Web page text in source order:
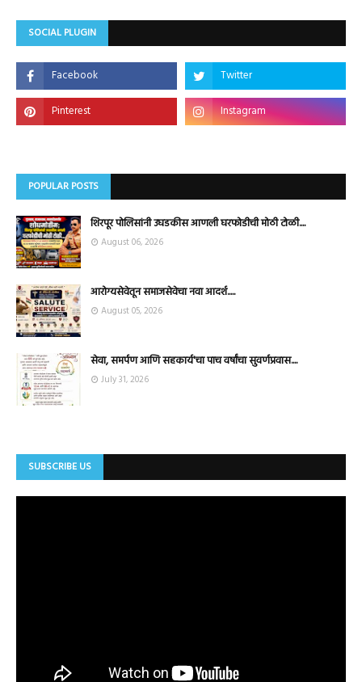
SOCIAL PLUGIN
POPULAR POSTS
शिरपूर पोलिसांनी उघडकीस आणली घरफोडीची मोठी टोळी....
August 06, 2026
आरोग्यसेवेतून समाजसेवेचा नवा आदर्श.....
August 05, 2026
सेवा, समर्पण आणि सहकार्य'चा पाच वर्षांचा सुवर्णप्रवास....
July 31, 2026
SUBSCRIBE US